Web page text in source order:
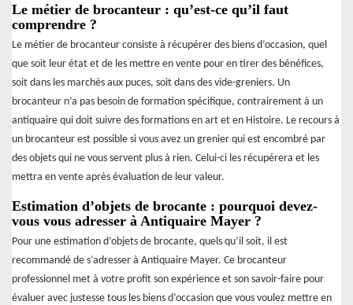
Le métier de brocanteur : qu’est-ce qu’il faut
comprendre ?
Le métier de brocanteur consiste à récupérer des biens d’occasion, quel
que soit leur état et de les mettre en vente pour en tirer des bénéfices,
soit dans les marchés aux puces, soit dans des vide-greniers. Un
brocanteur n’a pas besoin de formation spécifique, contrairement à un
antiquaire qui doit suivre des formations en art et en Histoire. Le recours à
un brocanteur est possible si vous avez un grenier qui est encombré par
des objets qui ne vous servent plus à rien. Celui-ci les récupérera et les
mettra en vente après évaluation de leur valeur.
Estimation d’objets de brocante : pourquoi devez-
vous vous adresser à Antiquaire Mayer ?
Pour une estimation d’objets de brocante, quels qu’il soit, il est
recommandé de s’adresser à Antiquaire Mayer. Ce brocanteur
professionnel met à votre profit son expérience et son savoir-faire pour
évaluer avec justesse tous les biens d’occasion que vous voulez mettre en